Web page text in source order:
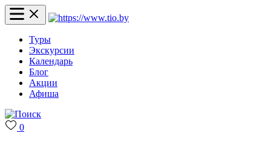
Туры
Экскурсии
Календарь
Блог
Акции
Афиша
0